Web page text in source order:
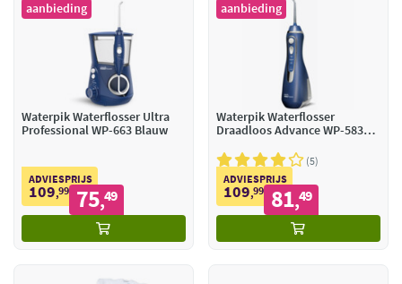
aanbieding
Waterpik Waterflosser Ultra
Professional WP-663 Blauw
ADVIESPRIJS
109,99 75,49
aanbieding
Waterpik Waterflosser
Draadloos Advance WP-583
5
ADVIESPRIJS
109,99 81,49